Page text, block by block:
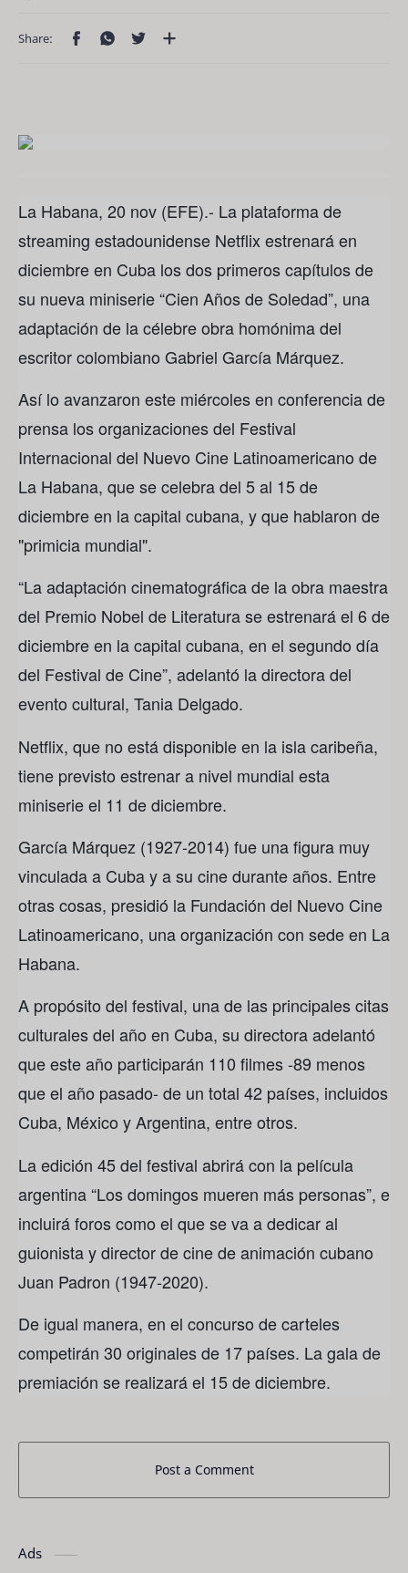
La Habana, 20 nov (EFE).- La plataforma de
streaming estadounidense Netflix estrenará en
diciembre en Cuba los dos primeros capítulos de
su nueva miniserie “Cien Años de Soledad”, una
adaptación de la célebre obra homónima del
escritor colombiano Gabriel García Márquez.
Así lo avanzaron este miércoles en conferencia de
prensa los organizaciones del Festival
Internacional del Nuevo Cine Latinoamericano de
La Habana, que se celebra del 5 al 15 de
diciembre en la capital cubana, y que hablaron de
"primicia mundial".
“La adaptación cinematográfica de la obra maestra
del Premio Nobel de Literatura se estrenará el 6 de
diciembre en la capital cubana, en el segundo día
del Festival de Cine”, adelantó la directora del
evento cultural, Tania Delgado.
Netflix, que no está disponible en la isla caribeña,
tiene previsto estrenar a nivel mundial esta
miniserie el 11 de diciembre.
García Márquez (1927-2014) fue una figura muy
vinculada a Cuba y a su cine durante años. Entre
otras cosas, presidió la Fundación del Nuevo Cine
Latinoamericano, una organización con sede en La
Habana.
A propósito del festival, una de las principales citas
culturales del año en Cuba, su directora adelantó
que este año participarán 110 filmes -89 menos
que el año pasado- de un total 42 países, incluidos
Cuba, México y Argentina, entre otros.
La edición 45 del festival abrirá con la película
argentina “Los domingos mueren más personas”, e
incluirá foros como el que se va a dedicar al
guionista y director de cine de animación cubano
Juan Padron (1947-2020).
De igual manera, en el concurso de carteles
competirán 30 originales de 17 países. La gala de
premiación se realizará el 15 de diciembre.
Post a Comment
Ads